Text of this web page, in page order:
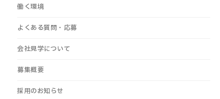
働く環境
よくある質問・応募
会社見学について
募集概要
採用のお知らせ